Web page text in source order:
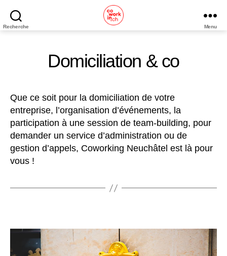
Recherche
Coworking
Menu
Domiciliation & co
Que ce soit pour la domiciliation de votre
entreprise, l’organisation d’événements, la
participation à une session de team-building, pour
demander un service d’administration ou de
gestion d’appels, Coworking Neuchâtel est là pour
vous !